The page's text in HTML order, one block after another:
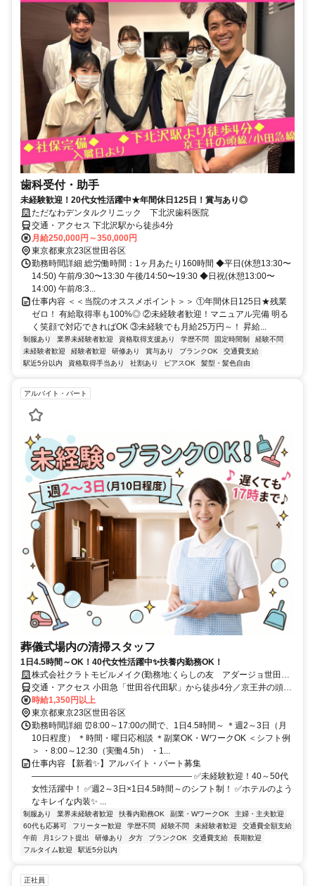
歯科受付・助手
未経験歓迎！20代女性活躍中★年間休日125⽇！賞与あり◎
ただなわデンタルクリニック 下北沢歯科医院
交通・アクセス 下北沢駅から徒歩4分
月給250,000円～350,000円
東京都東京23区世田谷区
勤務時間詳細 総労働時間：1ヶ月あたり160時間 ◆平⽇(休憩13:30〜
14:50) 午前/9:30〜13:30 午後/14:50〜19:30 ◆⽇祝(休憩13:00〜
14:00) 午前/8:3...
仕事内容 ＜＜当院のオススメポイント＞＞ ①年間休日125日★残業
ゼロ！ 有給取得率も100%◎ ②未経験者歓迎！マニュアル完備 明る
く笑顔で対応できればOK ③未経験でも月給25万円～！ 昇給...
制服あり 業界未経験者歓迎 資格取得支援あり 学歴不問 固定時間制
経験不問
未経験者歓迎
経験者歓迎 研修あり 賞与あり ブランクOK
交通費支給
駅近5分以内
資格取得手当あり 社割あり ピアスOK 髪型・髪色自由
アルバイト・パート
葬儀式場内の清掃スタッフ
1日4.5時間～OK！40代女性活躍中✨扶養内勤務OK！
株式会社クラトモビルメイク(勤務地:くらしの友 アダージョ世田谷
代田)
交通・アクセス 小田急「世田谷代田駅」から徒歩4分／京王井の頭線
「新代田駅」から徒歩7分
時給1,350円以上
東京都東京23区世田谷区
勤務時間詳細 ⏰8:00～17:00の間で、1日4.5時間～ ＊週2～3日（月
10日程度） ＊時間・曜日応相談 ＊副業OK・WワークOK ＜シフト例
＞ ・8:00～12:30（実働4.5h） ・1...
仕事内容 【新着✨】アルバイト・パート募集
――――――――――――――――――― ✅未経験歓迎！40～50代
女性活躍中！ ✅週2～3日×1日4.5時間～のシフト制！ ✅ホテルのよう
なキレイな内装✨ ...
制服あり 業界未経験者歓迎 扶養内勤務OK 副業・WワークOK
主婦・主夫歓迎
60代も応募可
フリーター歓迎 学歴不問 経験不問 未経験者歓迎
交通費全額支給
午前
月1シフト提出 研修あり 夕方 ブランクOK 交通費支給
長期歓迎
フルタイム歓迎
駅近5分以内
正社員